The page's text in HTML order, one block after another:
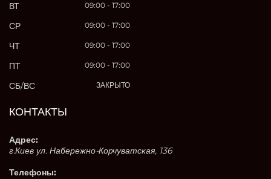
ВТ 09:00 - 17:00
СР 09:00 - 17:00
ЧТ 09:00 - 17:00
ПТ 09:00 - 17:00
СБ/ВС ЗАКРЫТО
КОНТАКТЫ
Адрес:
г.Киев ул. Набережно-Корчуватская, 136
Телефоны: